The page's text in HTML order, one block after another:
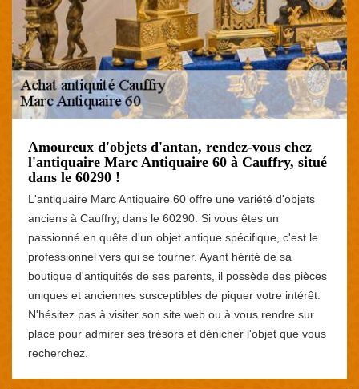
Amoureux d'objets d'antan, rendez-vous chez
l'antiquaire Marc Antiquaire 60 à Cauffry, situé
dans le 60290 !
L'antiquaire Marc Antiquaire 60 offre une variété d'objets
anciens à Cauffry, dans le 60290. Si vous êtes un
passionné en quête d'un objet antique spécifique, c'est le
professionnel vers qui se tourner. Ayant hérité de sa
boutique d'antiquités de ses parents, il possède des pièces
uniques et anciennes susceptibles de piquer votre intérêt.
N'hésitez pas à visiter son site web ou à vous rendre sur
place pour admirer ses trésors et dénicher l'objet que vous
recherchez.